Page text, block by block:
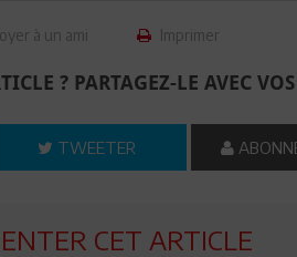
à un ami Imprimer
? PARTAGEZ-LE AVEC
TWEETER
CET ARTICLE